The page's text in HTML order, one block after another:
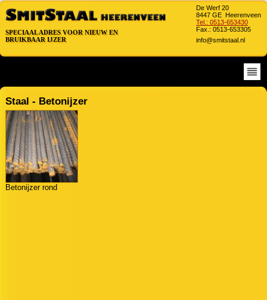
SPECIAAL ADRES VOOR NIEUW EN
BRUIKBAAR IJZER
SPECIAAL ADRES VOOR NIEUW EN
BRUIKBAAR IJZER
De Werf 20
8447 GE Heerenveen
Tel.: 0513-653430
Fax.: 0513-653305
info@smitstaal.nl
Staal - Betonijzer
Betonijzer rond